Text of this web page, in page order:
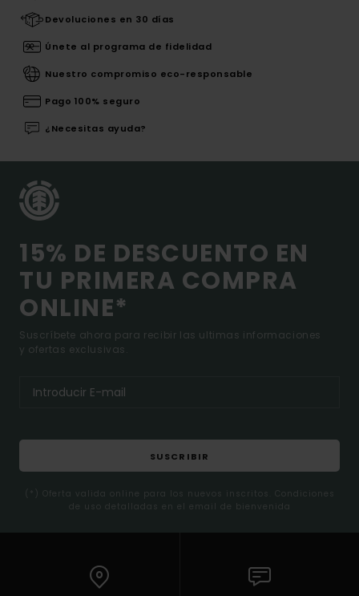
Devoluciones en 30 días
Únete al programa de fidelidad
Nuestro compromiso eco-responsable
Pago 100% seguro
¿Necesitas ayuda?
15% DE DESCUENTO EN
TU PRIMERA COMPRA
ONLINE*
Suscríbete ahora para recibir las ultimas informaciones
y ofertas exclusivas.
SUSCRIBIR
(*) Oferta valida online para los nuevos inscritos. Condiciones
de uso detalladas en el email de bienvenida